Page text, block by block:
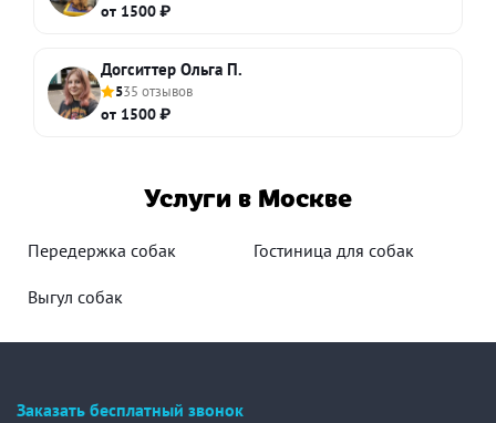
от 1500 ₽
Догситтер Ольга П.
535 отзывов
от 1500 ₽
Услуги в Москве
Передержка собак Гостиница для собак
Выгул собак
Заказать бесплатный звонок